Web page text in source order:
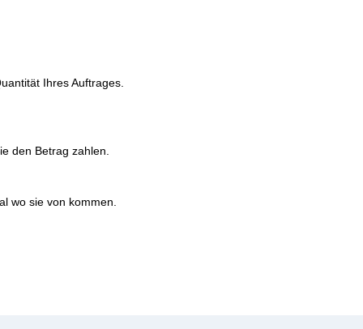
Ihres Auftrages.
den Betrag zahlen.
wo sie von kommen.